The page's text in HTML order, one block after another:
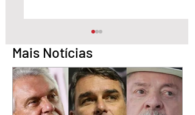
Mais Notícias